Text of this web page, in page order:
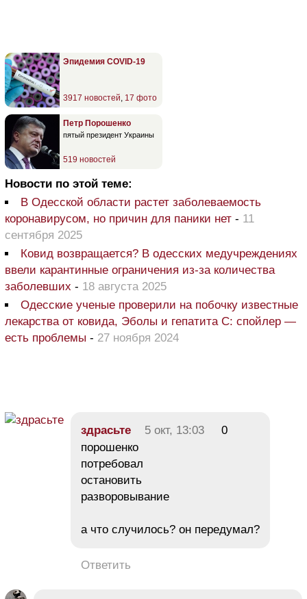
Эпидемия COVID-19
3917 новостей, 17 фото
Петр Порошенко
пятый президент Украины
519 новостей
Новости по этой теме:
В Одесской области растет заболеваемость
коронавирусом, но причин для паники нет - 11
сентября 2025
Ковид возвращается? В одесских медучреждениях
ввели карантинные ограничения из-за количества
заболевших - 18 августа 2025
Одесские ученые проверили на побочку известные
лекарства от ковида, Эболы и гепатита С: спойлер —
есть проблемы - 27 ноября 2024
здрасьте 5 окт, 13:03
0
порошенко
потребовал
остановить
разворовывание
а что случилось? он передумал?
Ответить